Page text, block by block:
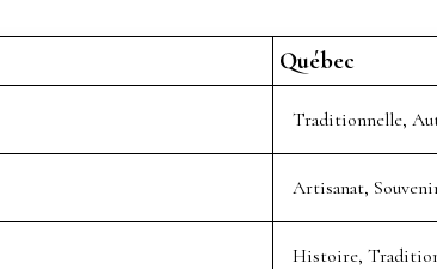
Québec
Traditionnelle,
Artisanat,
Histoire,